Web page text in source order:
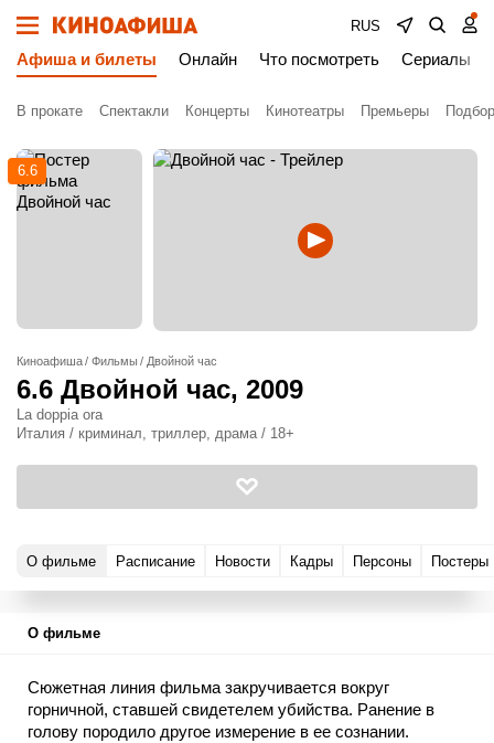
RUS
Афиша и билеты Онлайн Что посмотреть Сериалы
В прокате Спектакли Концерты Кинотеатры Премьеры
6.6
Киноафиша Фильмы Двойной час
6.6 Двойной час, 2009
La doppia ora
Италия / криминал, триллер, драма / 18+
О фильме Расписание Новости Кадры Персоны Постеры
О фильме
Сюжетная линия фильма закручивается вокруг
горничной, ставшей свидетелем убийства. Ранение в
голову породило другое измерение в ее сознании.